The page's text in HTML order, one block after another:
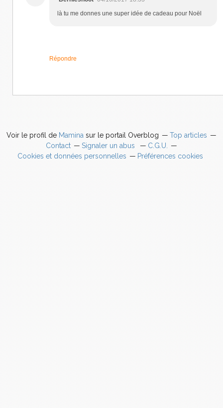
là tu me donnes une super idée de cadeau pour Noël
Répondre
Voir le profil de Mamina sur le portail Overblog
Top articles
Contact
Signaler un abus
C.G.U.
Cookies et données personnelles
Préférences cookies